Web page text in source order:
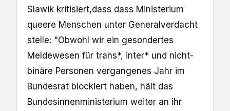
Slawik kritisiert,dass dass Ministerium
queere Menschen unter Generalverdacht
stelle: "Obwohl wir ein gesondertes
Meldewesen für trans*, inter* und nicht-
binäre Personen vergangenes Jahr im
Bundesrat blockiert haben, hält das
Bundesinnenministerium weiter an ihr